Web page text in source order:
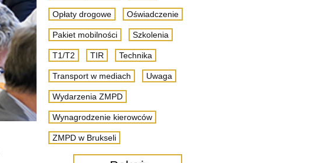
Opłaty drogowe Oświadczenie
Pakiet mobilności Szkolenia
T1/T2 TIR Technika
Transport w mediach Uwaga
Wydarzenia ZMPD
Wynagrodzenie kierowców
ZMPD w Brukseli